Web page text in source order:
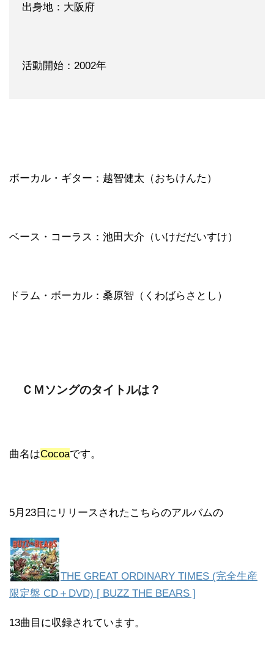
出身地：大阪府
活動開始：2002年
ボーカル・ギター：越智健太（おちけんた）
ベース・コーラス：池田大介（いけだだいすけ）
ドラム・ボーカル：桑原智（くわばらさとし）
ＣＭソングのタイトルは？
曲名はCocoaです。
5月23日にリリースされたこちらのアルバムの
THE GREAT ORDINARY TIMES (完全生産
限定盤 CD＋DVD) [ BUZZ THE BEARS ]
13曲目に収録されています。